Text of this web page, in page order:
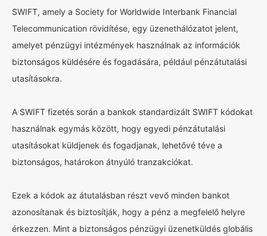
SWIFT, amely a Society for Worldwide Interbank Financial
Telecommunication rövidítése, egy üzenethálózatot jelent,
amelyet pénzügyi intézmények használnak az információk
biztonságos küldésére és fogadására, például pénzátutalási
utasításokra.
A SWIFT fizetés során a bankok standardizált SWIFT kódokat
használnak egymás között, hogy egyedi pénzátutalási
utasításokat küldjenek és fogadjanak, lehetővé téve a
biztonságos, határokon átnyúló tranzakciókat.
Ezek a kódok az átutalásban részt vevő minden bankot
azonosítanak és biztosítják, hogy a pénz a megfelelő helyre
érkezzen. Mint a biztonságos pénzügyi üzenetküldés globális